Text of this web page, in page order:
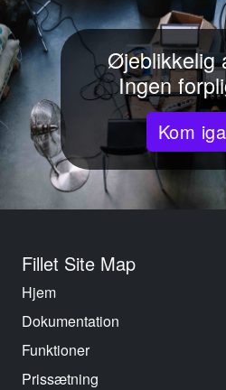
Øjeblikkelig
Ingen
Kom
Fillet Site Map
Hjem
Dokumentation
Funktioner
Prissætning